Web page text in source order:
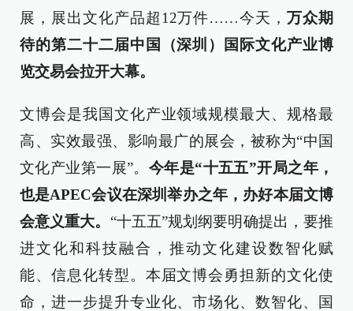
展，展出文化产品超12万件……今天，万众期
待的第二十二届中国（深圳）国际文化产业博
览交易会拉开大幕。
文博会是我国文化产业领域规模最大、规格最
高、实效最强、影响最广的展会，被称为“中国
文化产业第一展”。 今年是“十五五”开局之年，
也是APEC会议在深圳举办之年，办好本届文博
会意义重大。 “十五五”规划纲要明确提出，要推
进文化和科技融合，推动文化建设数智化赋
能、信息化转型。本届文博会勇担新的文化使
命，进一步提升专业化、市场化、数智化、国